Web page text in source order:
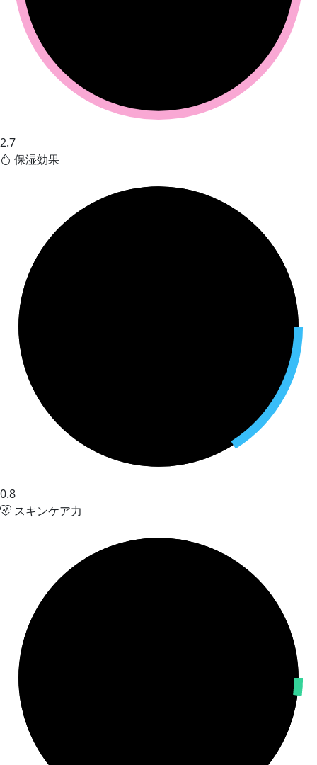
2.7
保湿効果
0.8
スキンケア力